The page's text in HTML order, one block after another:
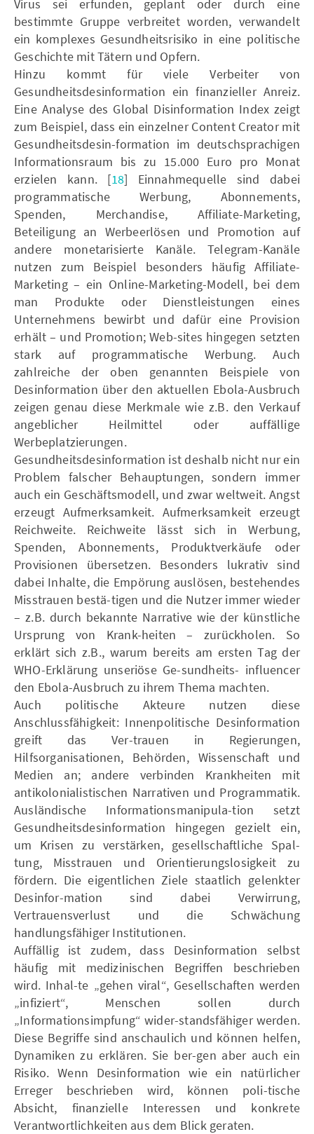
Virus sei erfunden, geplant oder durch eine
bestimmte Gruppe verbreitet worden, verwandelt
ein komplexes Gesundheitsrisiko in eine politische
Geschichte mit Tätern und Opfern.
Hinzu kommt für viele Verbeiter von
Gesundheitsdesinformation ein finanzieller Anreiz.
Eine Analyse des Global Disinformation Index zeigt
zum Beispiel, dass ein einzelner Content Creator mit
Gesundheitsdesin-formation im deutschsprachigen
Informationsraum bis zu 15.000 Euro pro Monat
erzielen kann. [18] Einnahmequelle sind dabei
programmatische Werbung, Abonnements,
Spenden, Merchandise, Affiliate-Marketing,
Beteiligung an Werbeerlösen und Promotion auf
andere monetarisierte Kanäle. Telegram-Kanäle
nutzen zum Beispiel besonders häufig Affiliate-
Marketing – ein Online-Marketing-Modell, bei dem
man Produkte oder Dienstleistungen eines
Unternehmens bewirbt und dafür eine Provision
erhält – und Promotion; Web-sites hingegen setzten
stark auf programmatische Werbung. Auch
zahlreiche der oben genannten Beispiele von
Desinformation über den aktuellen Ebola-Ausbruch
zeigen genau diese Merkmale wie z.B. den Verkauf
angeblicher Heilmittel oder auffällige
Werbeplatzierungen.
Gesundheitsdesinformation ist deshalb nicht nur ein
Problem falscher Behauptungen, sondern immer
auch ein Geschäftsmodell, und zwar weltweit. Angst
erzeugt Aufmerksamkeit. Aufmerksamkeit erzeugt
Reichweite. Reichweite lässt sich in Werbung,
Spenden, Abonnements, Produktverkäufe oder
Provisionen übersetzen. Besonders lukrativ sind
dabei Inhalte, die Empörung auslösen, bestehendes
Misstrauen bestä-tigen und die Nutzer immer wieder
– z.B. durch bekannte Narrative wie der künstliche
Ursprung von Krank-heiten – zurückholen. So
erklärt sich z.B., warum bereits am ersten Tag der
WHO-Erklärung unseriöse Ge-sundheits- influencer
den Ebola-Ausbruch zu ihrem Thema machten.
Auch politische Akteure nutzen diese
Anschlussfähigkeit: Innenpolitische Desinformation
greift das Ver-trauen in Regierungen,
Hilfsorganisationen, Behörden, Wissenschaft und
Medien an; andere verbinden Krankheiten mit
antikolonialistischen Narrativen und Programmatik.
Ausländische Informationsmanipula-tion setzt
Gesundheitsdesinformation hingegen gezielt ein,
um Krisen zu verstärken, gesellschaftliche Spal-
tung, Misstrauen und Orientierungslosigkeit zu
fördern. Die eigentlichen Ziele staatlich gelenkter
Desinfor-mation sind dabei Verwirrung,
Vertrauensverlust und die Schwächung
handlungsfähiger Institutionen.
Auffällig ist zudem, dass Desinformation selbst
häufig mit medizinischen Begriffen beschrieben
wird. Inhal-te „gehen viral“, Gesellschaften werden
„infiziert“, Menschen sollen durch
„Informationsimpfung“ wider-standsfähiger werden.
Diese Begriffe sind anschaulich und können helfen,
Dynamiken zu erklären. Sie ber-gen aber auch ein
Risiko. Wenn Desinformation wie ein natürlicher
Erreger beschrieben wird, können poli-tische
Absicht, finanzielle Interessen und konkrete
Verantwortlichkeiten aus dem Blick geraten.